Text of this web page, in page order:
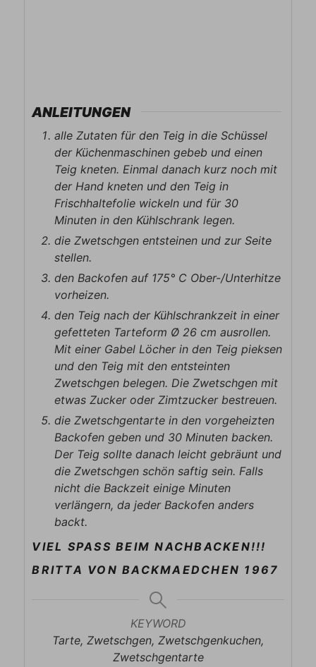
ANLEITUNGEN
alle Zutaten für den Teig in die Schüssel
der Küchenmaschinen gebeb und einen
Teig kneten. Einmal danach kurz noch mit
der Hand kneten und den Teig in
Frischhaltefolie wickeln und für 30
Minuten in den Kühlschrank legen.
die Zwetschgen entsteinen und zur Seite
stellen.
den Backofen auf 175° C Ober-/Unterhitze
vorheizen.
den Teig nach der Kühlschrankzeit in einer
gefetteten Tarteform Ø 26 cm ausrollen.
Mit einer Gabel Löcher in den Teig pieksen
und den Teig mit den entsteinten
Zwetschgen belegen. Die Zwetschgen mit
etwas Zucker oder Zimtzucker bestreuen.
die Zwetschgentarte in den vorgeheizten
Backofen geben und 30 Minuten backen.
Der Teig sollte danach leicht gebräunt und
die Zwetschgen schön saftig sein. Falls
nicht die Backzeit einige Minuten
verlängern, da jeder Backofen anders
backt.
VIEL SPASS BEIM NACHBACKEN!!!
BRITTA VON BACKMAEDCHEN 1967
KEYWORD
Tarte, Zwetschgen, Zwetschgenkuchen,
Zwetschgentarte